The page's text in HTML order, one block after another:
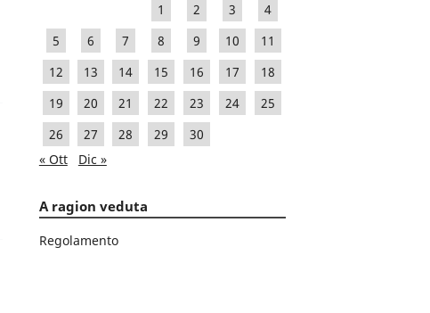
1
2 3
4
5
6 7 8 9 10
11
12
13 14 15 16 17
18
19
20 21 22 23 24
25
26
27 28 29
30
« Ott
Dic »
A ragion veduta
Regolamento